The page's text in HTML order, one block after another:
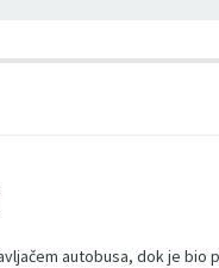
autobusa, dok je